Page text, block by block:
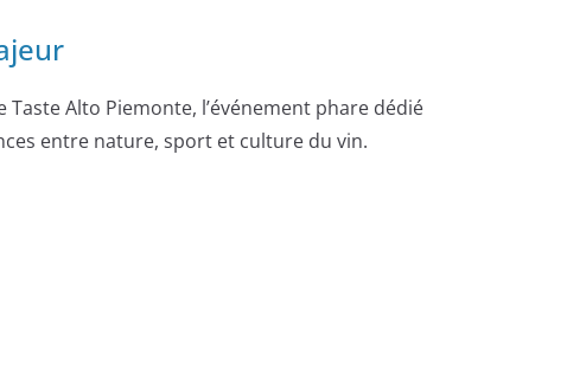
Alto Piemonte, l’événement phare dédié
entre nature, sport et culture du vin.